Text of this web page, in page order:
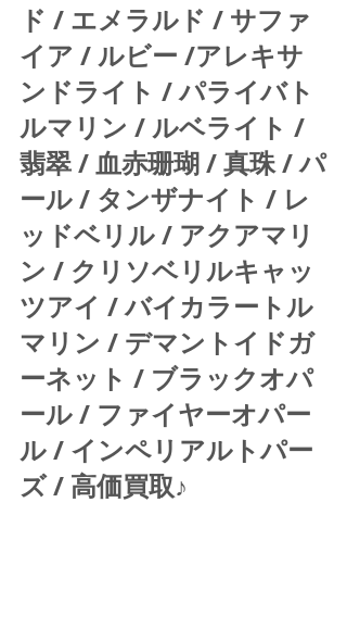
ド / エメラルド / サファ
イア / ルビー /アレキサ
ンドライト / パライバト
ルマリン / ルベライト /
翡翠 / 血赤珊瑚 / 真珠 / パ
ール / タンザナイト / レ
ッドベリル / アクアマリ
ン / クリソベリルキャッ
ツアイ / バイカラートル
マリン / デマントイドガ
ーネット / ブラックオパ
ール / ファイヤーオパー
ル / インペリアルトパー
ズ / 高価買取♪